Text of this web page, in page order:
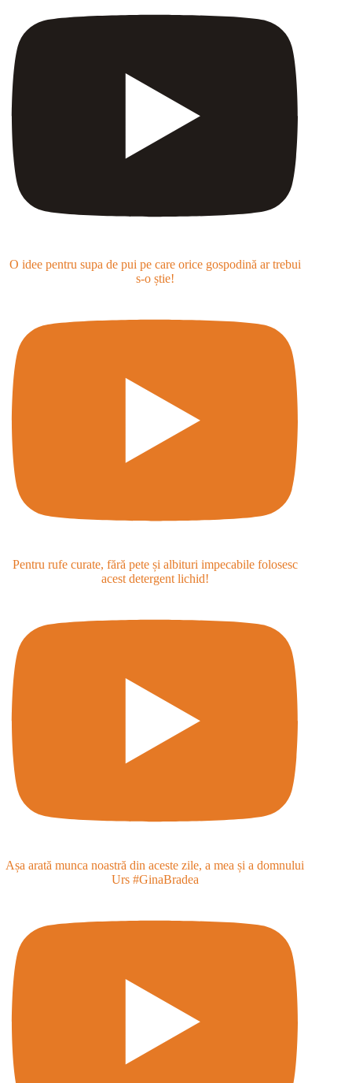
O idee pentru supa de pui pe care orice gospodină ar trebui
s-o știe!
Pentru rufe curate, fără pete și albituri impecabile folosesc
acest detergent lichid!
Așa arată munca noastră din aceste zile, a mea și a domnului
Urs #GinaBradea